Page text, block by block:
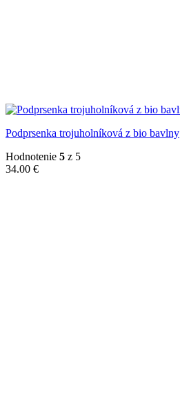
Podprsenka trojuholníková z bio bavlny
Hodnotenie 5 z 5
34.00 €